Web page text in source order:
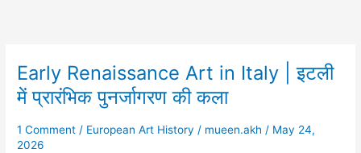
Early Renaissance Art in Italy | इटली
में प्रारंभिक पुनर्जागरण की कला
1 Comment / European Art History / mueen.akh/ May 24,
2026
Early
Renaissance
Art
Italy